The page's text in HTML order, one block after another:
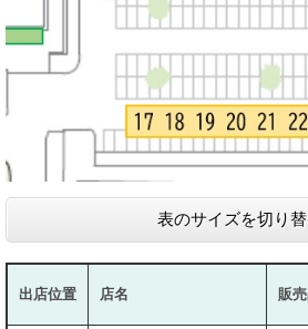
表のサイズを切り
出店位置 店名 販